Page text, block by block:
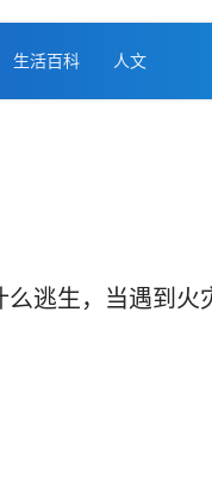
生活百科 人文
么逃生，当遇到火